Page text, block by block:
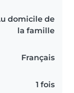
domicile de
la famille
Français
1 fois